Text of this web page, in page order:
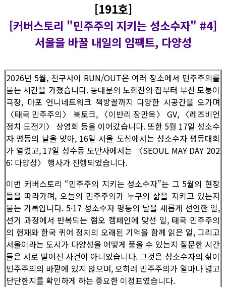
[191호]
[커버스토리 "민주주의 지키는 성소수자" #4]
서울을 바꿀 내일의 임팩트, 다양성
2026년 5월, 친구사이 RUN/OUT은 여러 장소에서 민주주의를
묻는 시간을 가졌습니다. 동대문의 노회찬의 집부터 부산 모퉁이
극장, 마포 언니네트워크 책방꼴까지 다양한 시공간을 오가며
〈태국 민주주의〉 북토크, 〈이반리 장만옥〉 GV, 〈레즈비언
정치 도전기〉 상영회 등을 이어갔습니다. 또한 5월 17일 성소수
자 평등의 날을 맞아, 16일 서울 도심에서는 성소수자 평등대회
가 열렸고, 17일 성수동 도만사에서는 〈SEOUL MAY DAY 202
6: 다양성〉 행사가 진행되었습니다.
이번 커버스토리 “민주주의 지키는 성소수자”는 그 5월의 현장
들을 따라가며, 오늘의 민주주의가 누구의 삶을 지키고 있는지
묻는 기록입니다. 5·17 성소수자 평등의 날을 새롭게 선언한 일,
선거 과정에서 반복되는 혐오 캠페인에 맞선 일, 태국 민주주의
의 현재와 한국 퀴어 정치의 오래된 기억을 함께 읽은 일, 그리고
서울이라는 도시가 다양성을 어떻게 품을 수 있는지 질문한 시간
들은 서로 떨어진 사건이 아니었습니다. 그것은 성소수자의 삶이
민주주의의 바깥에 있지 않으며, 오히려 민주주의가 얼마나 넓고
단단한지를 확인하게 하는 중요한 이정표였습니다.